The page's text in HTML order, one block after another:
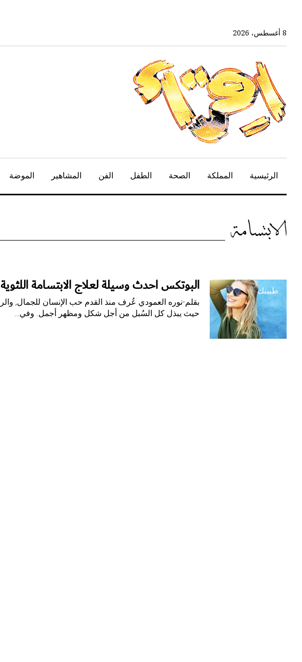
المحتوى
الرئيسي
8 أغسطس، 2026
الرئيسية المملكة الصحة الطفل الفن المشاهير الموضة
الوسم:
الابتسامة
طبيبك البوتكس أحدث وسيلة لعلاج الابتسامة اللثوية
بقلم-نوره العمودي عُرف منذ القدم حب الإنسان للجمال,
حيث يبذل كل السُبل من أجل شكل ومظهر أجمل. وفي…